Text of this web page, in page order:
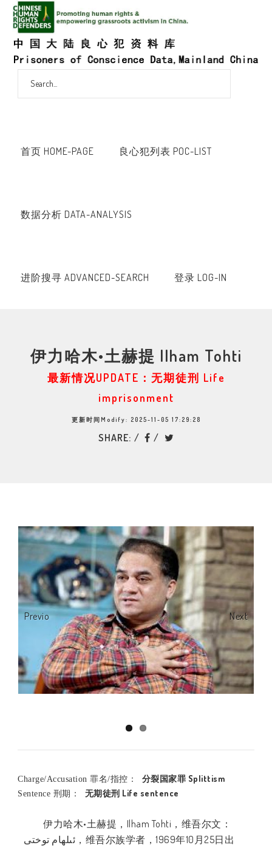
首页 HOME-PAGE 良心犯列表 POC-LIST
数据分析 DATA-ANALYSIS
进阶搜寻 ADVANCED-SEARCH 登录 LOG-IN
伊力哈木•土赫提 Ilham Tohti
最新情况UPDATE：无期徒刑 Life
imprisonment
更新时间Modify: 2025-11-05 17:29:28
SHARE:
Previous Next
Charge/Accusation 罪名/指控： 分裂国家罪 Splittism
Sentence 刑期： 无期徒刑 Life sentence
伊力哈木•土赫提，Ilham Tohti，维吾尔文：
ئىلھام توختى‎，维吾尔族学者，1969年10月25日出